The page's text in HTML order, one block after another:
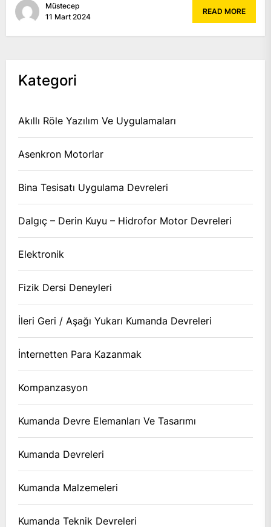
Müstecep
11 Mart 2024
READ MORE
Kategori
Akıllı Röle Yazılım Ve Uygulamaları
Asenkron Motorlar
Bina Tesisatı Uygulama Devreleri
Dalgıç – Derin Kuyu – Hidrofor Motor Devreleri
Elektronik
Fizik Dersi Deneyleri
İleri Geri / Aşağı Yukarı Kumanda Devreleri
İnternetten Para Kazanmak
Kompanzasyon
Kumanda Devre Elemanları Ve Tasarımı
Kumanda Devreleri
Kumanda Malzemeleri
Kumanda Teknik Devreleri